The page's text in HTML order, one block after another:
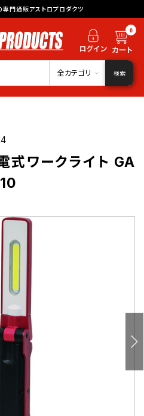
専門通販アストロプロダクツ
0
全カテゴリ 検索
式ワークライト GA